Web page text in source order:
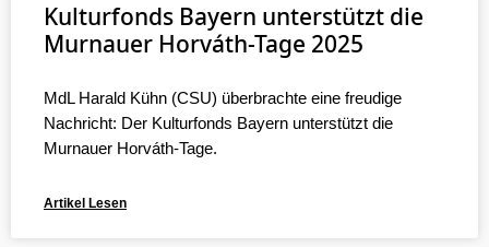
Kulturfonds Bayern unterstützt die
Murnauer Horváth-Tage 2025
MdL Harald Kühn (CSU) überbrachte eine freudige
Nachricht: Der Kulturfonds Bayern unterstützt die
Murnauer Horváth-Tage.
Artikel Lesen